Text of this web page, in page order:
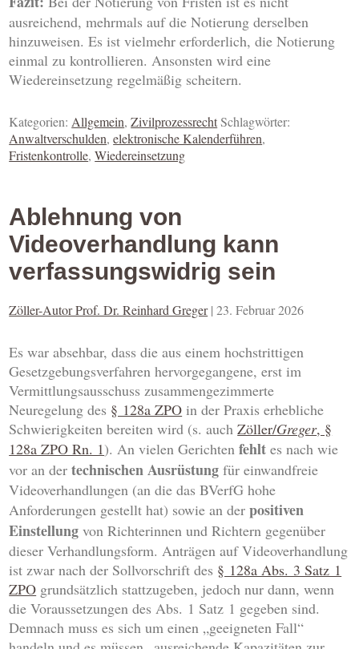
ausreichend, mehrmals auf die Notierung derselben
hinzuweisen. Es ist vielmehr erforderlich, die Notierung
einmal zu kontrollieren. Ansonsten wird eine
Wiedereinsetzung regelmäßig scheitern.
Kategorien:Allgemein,ZivilprozessrechtSchlagwörter:
Anwaltverschulden,elektronische Kalenderführen,
Fristenkontrolle,Wiedereinsetzung
Ablehnung von
Videoverhandlung kann
verfassungswidrig sein
Zöller-Autor Prof. Dr. Reinhard Greger |23. Februar 2026
Es war absehbar, dass die aus einem hochstrittigen
Gesetzgebungsverfahren hervorgegangene, erst im
Vermittlungsausschuss zusammengezimmerte
Neuregelung des § 128a ZPO in der Praxis erhebliche
Schwierigkeiten bereiten wird (s. auchZöller/Greger, §
128a ZPO Rn. 1). An vielen Gerichtenfehlt es nach wie
vor an dertechnischen Ausrüstung für einwandfreie
Videoverhandlungen (an die das BVerfG hohe
Anforderungen gestellt hat) sowie an derpositiven
Einstellung von Richterinnen und Richtern gegenüber
dieser Verhandlungsform. Anträgen auf Videoverhandlung
ist zwar nach der Sollvorschrift des § 128a Abs. 3 Satz 1
ZPO grundsätzlich stattzugeben, jedoch nur dann, wenn
die Voraussetzungen des Abs. 1 Satz 1 gegeben sind.
Demnach muss es sich um einen „geeigneten Fall“